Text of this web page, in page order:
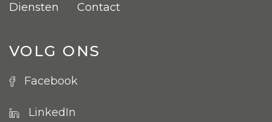
Diensten Contact
VOLG ONS
Facebook
LinkedIn